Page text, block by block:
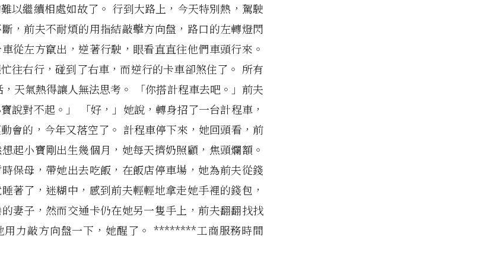
以繼續相處如故了。 行到大路上，今天特別熱，駕駛
，前夫不耐煩的用指結敲擊方向盤，路口的左轉燈閃
從左方竄出，逆著行駛，眼看直直往他們車頭行來。
忙往右行，碰到了右車，而逆行的卡車卻煞住了。 所有
天氣熱得讓人無法思考。 「你搭計程車去吧。」前夫
說對不起。」 「好，」她說，轉身招了一台計程車，
會的，今年又落空了。 計程車停下來，她回頭看，前
起小寶剛出生幾個月，她每天擠奶照顧，焦頭爛額。
保母，帶她出去吃飯，在飯店停車場，她為前夫從錢
著了，迷糊中，感到前夫輕輕地拿走她手裡的錢包，
妻子，然而交通卡仍在她另一隻手上，前夫翻翻找找
用力敲方向盤一下，她醒了。 ********工商服務時間